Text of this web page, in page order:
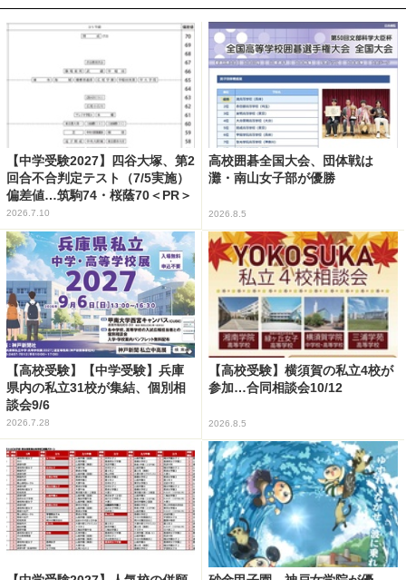
【中学受験2027】四谷大塚、第2
回合不合判定テスト（7/5実施）
偏差値…筑駒74・桜蔭70＜PR＞
2026.7.10
高校囲碁全国大会、団体戦は
灘・南山女子部が優勝
2026.8.5
【高校受験】【中学受験】兵庫
県内の私立31校が集結、個別相
談会9/6
2026.7.28
【高校受験】横須賀の私立4校が
参加…合同相談会10/12
2026.8.5